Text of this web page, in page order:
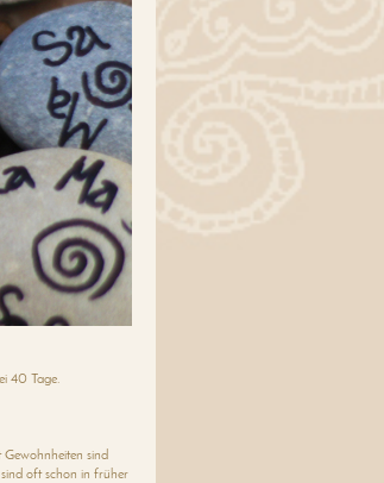
40 Tage.
sind
oft schon in früher